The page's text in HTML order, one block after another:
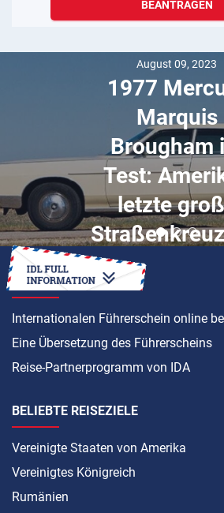
BEANTRAGEN
August 09, 2023
1977
Marquis
Brougham
Test:
letzte
ANLEITUNG
Internationalen Führerschein online
Eine Übersetzung des Führerscheins
Reise-Partnerprogramm von IDA
BELIEBTE REISEZIELE
Vereinigte Staaten von Amerika
Vereinigtes Königreich
Rumänien